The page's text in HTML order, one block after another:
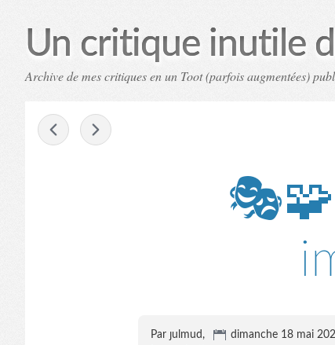
Un critique inutile
Archive de mes critiques en un Toot (parfois augmentées)
Par ȷulmud, dimanche 18 mai